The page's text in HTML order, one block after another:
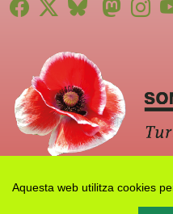
Aquesta web utilitza cookies